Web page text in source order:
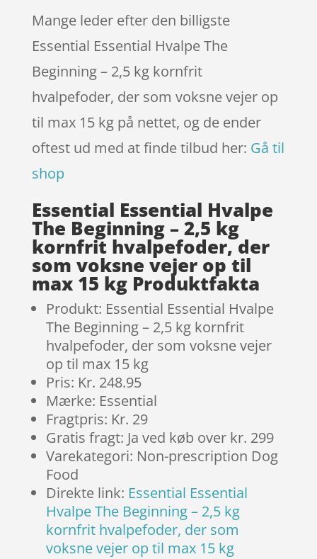
mmelser
Mange leder efter den billigste
Essential Essential Hvalpe The
Beginning – 2,5 kg kornfrit
hvalpefoder, der som voksne vejer op
til max 15 kg på nettet, og de ender
oftest ud med at finde tilbud her: Gå til
shop
Essential Essential Hvalpe
The Beginning – 2,5 kg
kornfrit hvalpefoder, der
som voksne vejer op til
max 15 kg Produktfakta
Produkt: Essential Essential Hvalpe
The Beginning – 2,5 kg kornfrit
hvalpefoder, der som voksne vejer
op til max 15 kg
Pris: Kr. 248.95
Mærke: Essential
Fragtpris: Kr. 29
Gratis fragt: Ja ved køb over kr. 299
Varekategori: Non-prescription Dog
Food
Direkte link: Essential Essential
Hvalpe The Beginning – 2,5 kg
kornfrit hvalpefoder, der som
voksne vejer op til max 15 kg